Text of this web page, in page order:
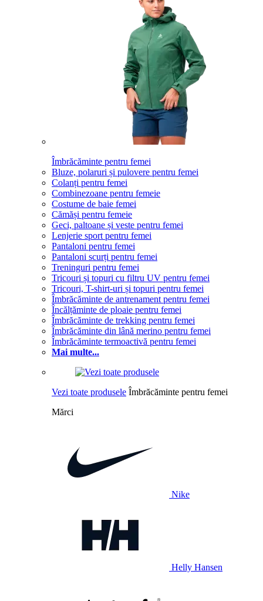
Îmbrăcăminte pentru femei
Bluze, polaruri și pulovere pentru femei
Colanți pentru femei
Combinezoane pentru femeie
Costume de baie femei
Cămăși pentru femeie
Geci, paltoane și veste pentru femei
Lenjerie sport pentru femei
Pantaloni pentru femei
Pantaloni scurți pentru femei
Treninguri pentru femei
Tricouri și topuri cu filtru UV pentru femei
Tricouri, T-shirt-uri și topuri pentru femei
Îmbrăcăminte de antrenament pentru femei
Încălțăminte de ploaie pentru femei
Îmbrăcăminte de trekking pentru femei
Îmbrăcăminte din lână merino pentru femei
Îmbrăcăminte termoactivă pentru femei
Mai multe...
Vezi toate produsele Îmbrăcăminte pentru femei
Mărci
Nike
Helly Hansen